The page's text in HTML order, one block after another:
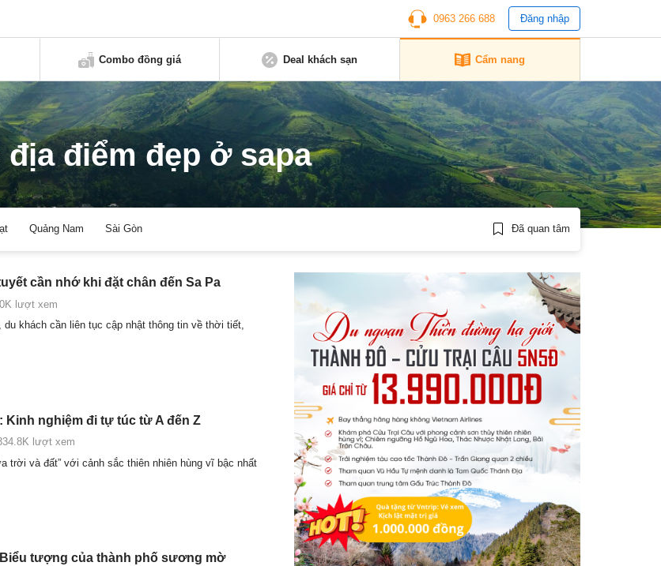
0963 266 688 Đăng nhập
Combo đồng giá Deal khách sạn Cẩm nang
địa điểm đẹp ở sapa
Quảng Nam Sài Gòn Đã quan tâm
cần nhớ khi đặt chân đến Sa Pa
lượt xem
khách cần liên tục cập nhật thông tin về thời tiết,
Kinh nghiệm đi tự túc từ A đến Z
lượt xem
trời và đất” với cảnh sắc thiên nhiên hùng vĩ bậc nhất
tượng của thành phố sương mờ